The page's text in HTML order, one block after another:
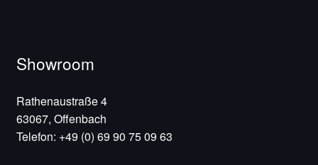
Showroom
Rathenaustraße 4
63067, Offenbach
Telefon: +49 (0) 69 90 75 09 63